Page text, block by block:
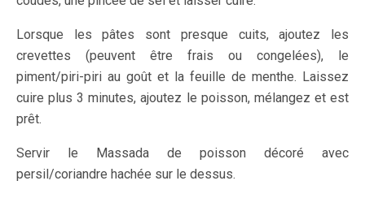
Lorsque les pâtes sont presque cuits, ajoutez les
crevettes (peuvent être frais ou congelées), le
piment/piri-piri au goût et la feuille de menthe. Laissez
cuire plus 3 minutes, ajoutez le poisson, mélangez et est
prêt.
Servir le Massada de poisson décoré avec
persil/coriandre hachée sur le dessus.